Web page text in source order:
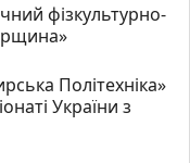
фізкультурно-
Політехніка»
України з